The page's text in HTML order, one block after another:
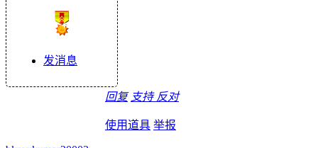
发消息
回复 支持 反对
使用道具 举报